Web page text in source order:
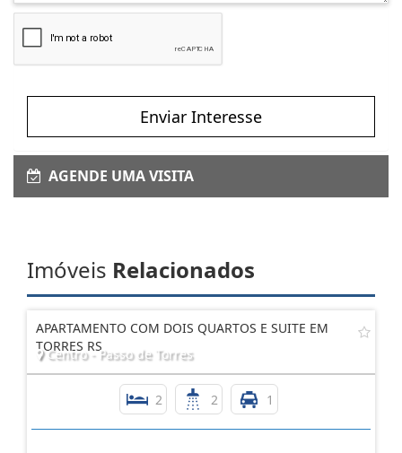
Enviar Interesse
AGENDE UMA VISITA
Imóveis Relacionados
APARTAMENTO COM DOIS QUARTOS E SUITE EM
TORRES RS
Centro - Passo de Torres
2 2 1